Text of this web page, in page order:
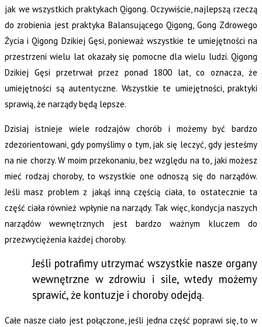
jak we wszystkich praktykach Qigong. Oczywiście, najlepszą rzeczą
do zrobienia jest praktyka Balansującego Qigong, Gong Zdrowego
Życia i Qigong Dzikiej Gęsi, ponieważ wszystkie te umiejętności na
przestrzeni wielu lat okazały się pomocne dla wielu ludzi. Qigong
Dzikiej Gęsi przetrwał przez ponad 1800 lat, co oznacza, że
umiejętności są autentyczne. Wszystkie te umiejętności, praktyki
sprawią, że narządy będą lepsze.
Dzisiaj istnieje wiele rodzajów chorób i możemy być bardzo
zdezorientowani, gdy pomyślimy o tym, jak się leczyć, gdy jesteśmy
na nie chorzy. W moim przekonaniu, bez względu na to, jaki możesz
mieć rodzaj choroby, to wszystkie one odnoszą się do narządów.
Jeśli masz problem z jakąś inną częścią ciała, to ostatecznie ta
część ciała również wpłynie na narządy. Tak więc, kondycja naszych
narządów wewnętrznych jest bardzo ważnym kluczem do
przezwyciężenia każdej choroby.
Jeśli potrafimy utrzymać wszystkie nasze organy
wewnętrzne w zdrowiu i sile, wtedy możemy
sprawić, że kontuzje i choroby odejdą.
Całe nasze ciało jest połączone, jeśli jedna część poprawi się, to w